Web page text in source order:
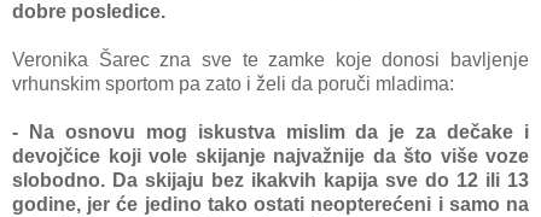
dobre posledice.
Veronika Šarec zna sve te zamke koje donosi bavljenje
vrhunskim sportom pa zato i želi da poruči mladima:
- Na osnovu mog iskustva mislim da je za dečake i
devojčice koji vole skijanje najvažnije da što više voze
slobodno. Da skijaju bez ikakvih kapija sve do 12 ili 13
godine, jer će jedino tako ostati neopterećeni i samo na